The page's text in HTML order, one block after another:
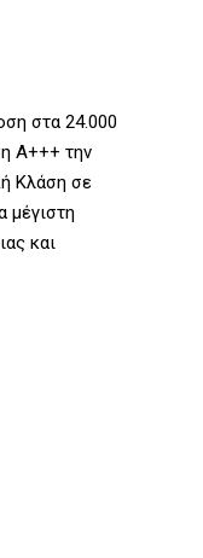
στα 24.000
Α+++ την
Κλάση σε
μέγιστη
και